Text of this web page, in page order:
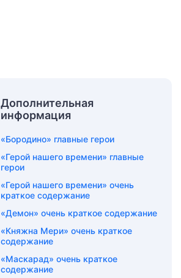
Дополнительная
информация
«Бородино» главные герои
«Герой нашего времени» главные
герои
«Герой нашего времени» очень
краткое содержание
«Демон» очень краткое содержание
«Княжна Мери» очень краткое
содержание
«Маскарад» очень краткое
содержание